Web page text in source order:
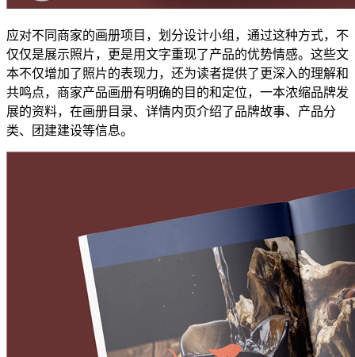
应对不同商家的画册项目，划分设计小组，通过这种方式，不
仅仅是展示照片，更是用文字重现了产品的优势情感。这些文
本不仅增加了照片的表现力，还为读者提供了更深入的理解和
共鸣点，商家产品画册有明确的目的和定位，一本浓缩品牌发
展的资料，在画册目录、详情内页介绍了品牌故事、产品分
类、团建建设等信息。